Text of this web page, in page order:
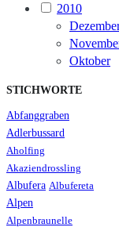
2010
Oktober
STICHWORTE
Abfanggraben
Adlerbussard
Aholfing
Akaziendrossling
Albufera Albufereta
Alpen
Alpenbraunelle